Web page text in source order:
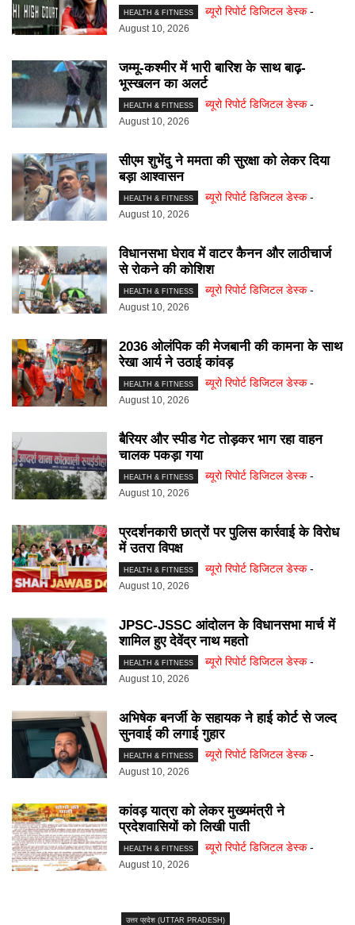
HEALTH & FITNESS ब्यूरो रिपोर्ट डिजिटल डेस्क -
August 10, 2026
जम्मू-कश्मीर में भारी बारिश के साथ बाढ़-
भूस्खलन का अलर्ट
HEALTH & FITNESS ब्यूरो रिपोर्ट डिजिटल डेस्क -
August 10, 2026
सीएम शुभेंदु ने ममता की सुरक्षा को लेकर दिया
बड़ा आश्वासन
HEALTH & FITNESS ब्यूरो रिपोर्ट डिजिटल डेस्क -
August 10, 2026
विधानसभा घेराव में वाटर कैनन और लाठीचार्ज
से रोकने की कोशिश
HEALTH & FITNESS ब्यूरो रिपोर्ट डिजिटल डेस्क -
August 10, 2026
2036 ओलंपिक की मेजबानी की कामना के साथ
रेखा आर्य ने उठाई कांवड़
HEALTH & FITNESS ब्यूरो रिपोर्ट डिजिटल डेस्क -
August 10, 2026
बैरियर और स्पीड गेट तोड़कर भाग रहा वाहन
चालक पकड़ा गया
HEALTH & FITNESS ब्यूरो रिपोर्ट डिजिटल डेस्क -
August 10, 2026
प्रदर्शनकारी छात्रों पर पुलिस कार्रवाई के विरोध
में उतरा विपक्ष
HEALTH & FITNESS ब्यूरो रिपोर्ट डिजिटल डेस्क -
August 10, 2026
JPSC-JSSC आंदोलन के विधानसभा मार्च में
शामिल हुए देवेंद्र नाथ महतो
HEALTH & FITNESS ब्यूरो रिपोर्ट डिजिटल डेस्क -
August 10, 2026
अभिषेक बनर्जी के सहायक ने हाई कोर्ट से जल्द
सुनवाई की लगाई गुहार
HEALTH & FITNESS ब्यूरो रिपोर्ट डिजिटल डेस्क -
August 10, 2026
कांवड़ यात्रा को लेकर मुख्यमंत्री ने
प्रदेशवासियों को लिखी पाती
HEALTH & FITNESS ब्यूरो रिपोर्ट डिजिटल डेस्क -
August 10, 2026
उत्तर प्रदेश (UTTAR PRADESH)